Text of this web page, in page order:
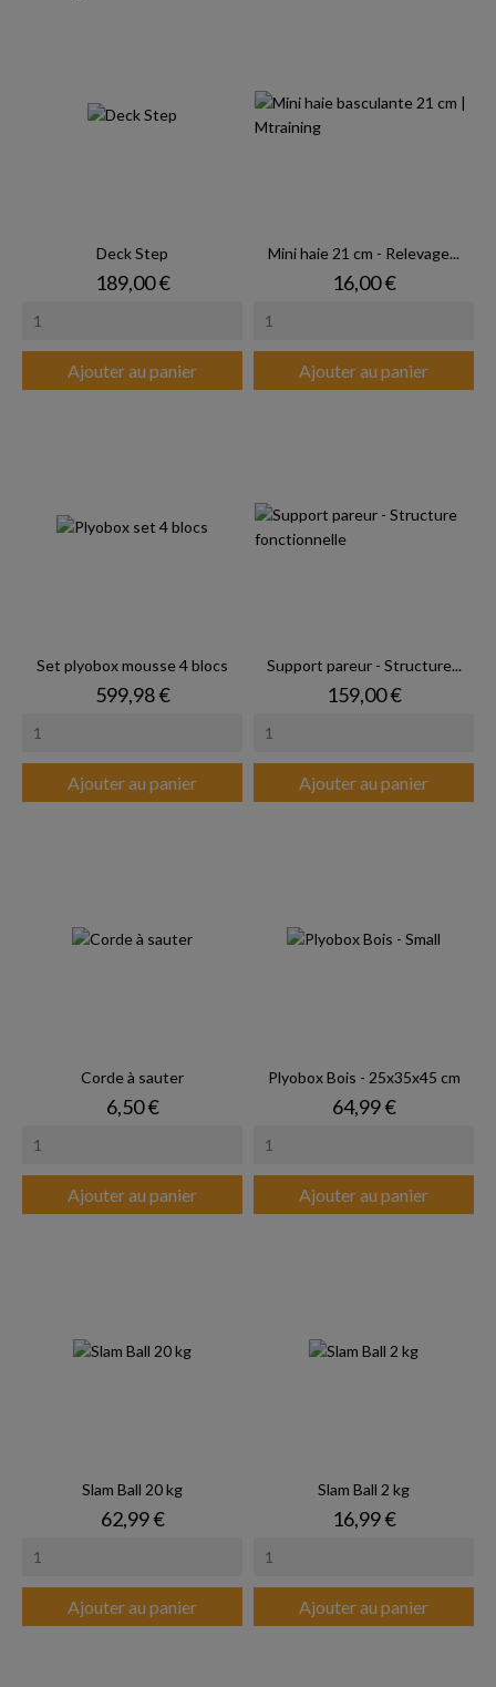
Deck Step
Prix
189,00 €
Ajouter au panier
Mini haie 21 cm - Relevage...
Prix
16,00 €
Ajouter au panier
Set plyobox mousse 4 blocs
Prix
599,98 €
Ajouter au panier
Support pareur - Structure...
Prix
159,00 €
Ajouter au panier
Corde à sauter
Prix
6,50 €
Ajouter au panier
Plyobox Bois - 25x35x45 cm
Prix
64,99 €
Ajouter au panier
Slam Ball 20 kg
Prix
62,99 €
Ajouter au panier
Slam Ball 2 kg
Prix
16,99 €
Ajouter au panier